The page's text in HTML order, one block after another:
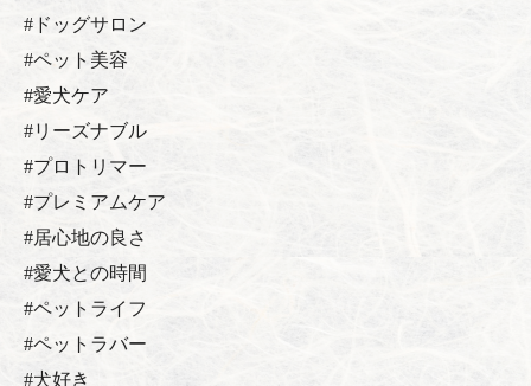
#ドッグサロン
#ペット美容
#愛犬ケア
#リーズナブル
#プロトリマー
#プレミアムケア
#居心地の良さ
#愛犬との時間
#ペットライフ
#ペットラバー
#犬好き